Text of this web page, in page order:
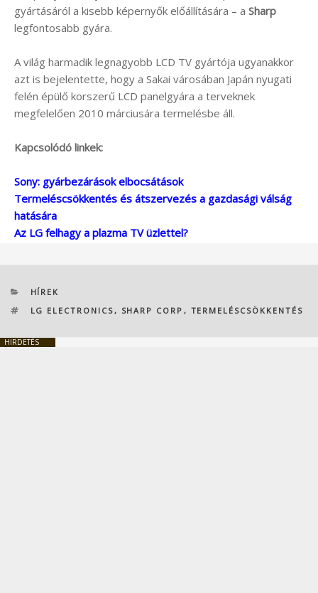
gyártásáról a kisebb képernyők előállítására – a Sharp
legfontosabb gyára.
A világ harmadik legnagyobb LCD TV gyártója ugyanakkor
azt is bejelentette, hogy a Sakai városában Japán nyugati
felén épülő korszerű LCD panelgyára a terveknek
megfelelően 2010 márciusára termelésbe áll.
Kapcsolódó linkek:
Sony: gyárbezárások elbocsátások
Termeléscsökkentés és átszervezés a gazdasági válság
hatására
Az LG felhagy a plazma TV üzlettel?
KATEGÓRIÁK
HÍREK
CÍMKÉK
LG ELECTRONICS , SHARP CORP , TERMELÉSCSÖKKENTÉS
HIRDETÉS